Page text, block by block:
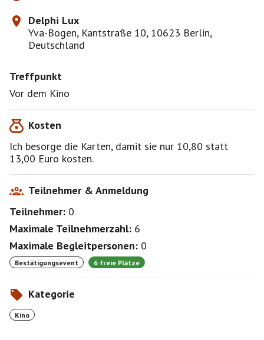
Delphi Lux
Yva-Bogen, Kantstraße 10, 10623 Berlin,
Deutschland
Treffpunkt
Vor dem Kino
Kosten
Ich besorge die Karten, damit sie nur 10,80 statt
13,00 Euro kosten.
Teilnehmer & Anmeldung
Teilnehmer: 0
Maximale Teilnehmerzahl: 6
Maximale Begleitpersonen: 0
Bestätigungsevent 6 freie Plätze
Kategorie
Kino